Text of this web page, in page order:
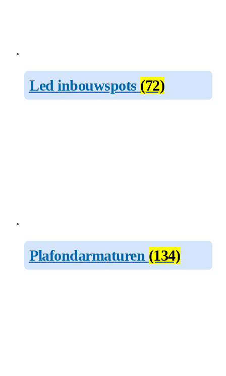
Led inbouwspots (72)
Plafondarmaturen (134)